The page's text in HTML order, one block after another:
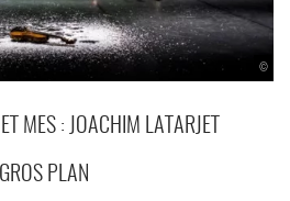
©
MES : JOACHIM LATARJET
GROS PLAN